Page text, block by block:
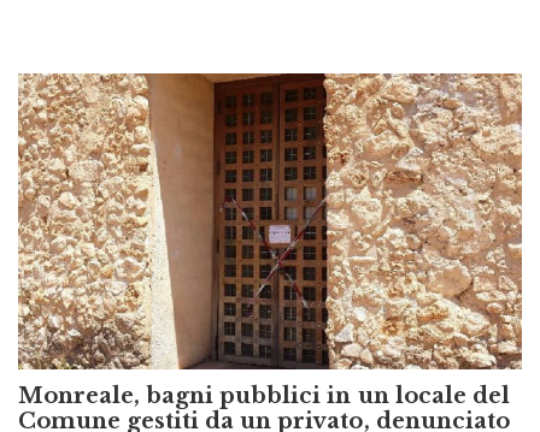
Monreale, bagni pubblici in un locale del
Comune gestiti da un privato, denunciato
un monrealese